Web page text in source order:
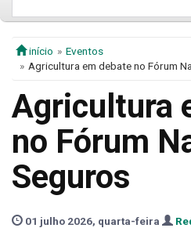
início
Eventos
Agricultura em debate no Fórum
Agricultura
no Fórum
Seguros
01 julho 2026, quarta-feira